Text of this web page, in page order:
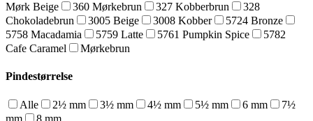
Mørk Beige
360 Mørkebrun 327 Kobberbrun
328
Chokoladebrun
3005 Beige 3008 Kobber
5724 Bronze
5758 Macadamia
5759 Latte 5761 Pumpkin Spice
5782
Cafe Caramel
Mørkebrun
Pindestørrelse
Alle 2½ mm 3½ mm 4½ mm 5½ mm 6 mm
7½
mm
8 mm